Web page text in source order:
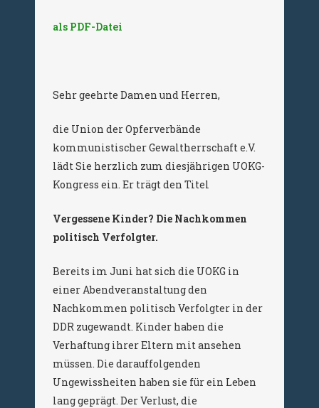
als PDF-Datei
Sehr geehrte Damen und Herren,
die Union der Opferverbände
kommunistischer Gewaltherrschaft e.V.
lädt Sie herzlich zum diesjährigen UOKG-
Kongress ein. Er trägt den Titel
Vergessene Kinder? Die Nachkommen
politisch Verfolgter.
Bereits im Juni hat sich die UOKG in
einer Abendveranstaltung den
Nachkommen politisch Verfolgter in der
DDR zugewandt. Kinder haben die
Verhaftung ihrer Eltern mit ansehen
müssen. Die darauffolgenden
Ungewissheiten haben sie für ein Leben
lang geprägt. Der Verlust, die